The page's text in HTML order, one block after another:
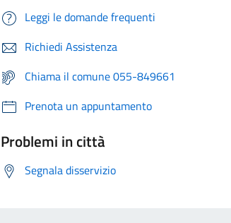
Leggi le domande frequenti
Richiedi Assistenza
Chiama il comune 055-849661
Prenota un appuntamento
Problemi in città
Segnala disservizio